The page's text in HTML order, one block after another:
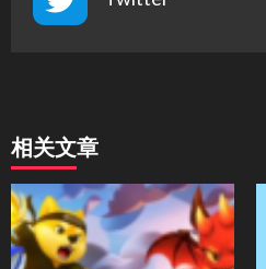
相关文章